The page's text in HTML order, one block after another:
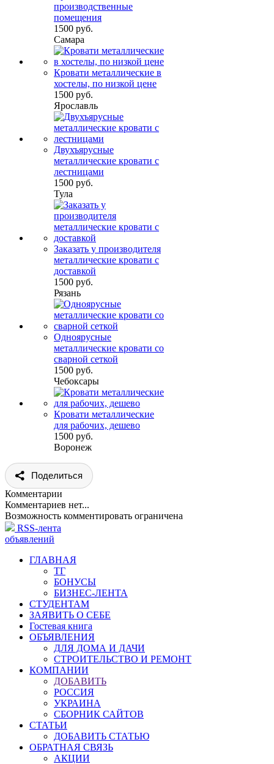
производственные
помещения
1500 руб.
Самара
Кровати металлические в
хостелы, по низкой цене
1500 руб.
Ярославль
Двухъярусные
металлические кровати с
лестницами
1500 руб.
Тула
Заказать у производителя
металлические кровати с
доставкой
1500 руб.
Рязань
Одноярусные
металлические кровати со
сварной сеткой
1500 руб.
Чебоксары
Кровати металлические
для рабочих, дешево
1500 руб.
Воронеж
Поделиться
Комментарии
Комментариев нет...
Возможность комментировать ограничена
RSS-лента
объявлений
ГЛАВНАЯ
ТГ
БОНУСЫ
БИЗНЕС-ЛЕНТА
СТУДЕНТАМ
ЗАЯВИТЬ О СЕБЕ
Гостевая книга
ОБЪЯВЛЕНИЯ
ДЛЯ ДОМА И ДАЧИ
СТРОИТЕЛЬСТВО И РЕМОНТ
КОМПАНИИ
ДОБАВИТЬ
РОССИЯ
УКРАИНА
СБОРНИК САЙТОВ
СТАТЬИ
ДОБАВИТЬ СТАТЬЮ
ОБРАТНАЯ СВЯЗЬ
АКЦИИ